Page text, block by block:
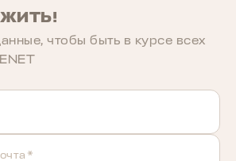
чтобы быть в курcе всех